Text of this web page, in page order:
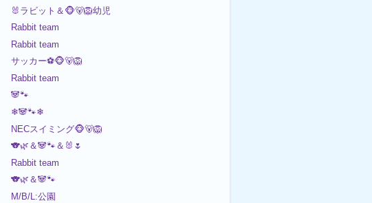
🐰ラビット＆🐵🐻‍️🦁幼児
Rabbit team
Rabbit team
サッカー⚽️🐵🐻🦁
Rabbit team
🐼🐾
❄🐼🐾❄
NECスイミング🐵🐻🦁
🐨🌿＆🐼🐾＆🐰🌷
Rabbit team
🐨🌿＆🐼🐾
M/B/L:公園